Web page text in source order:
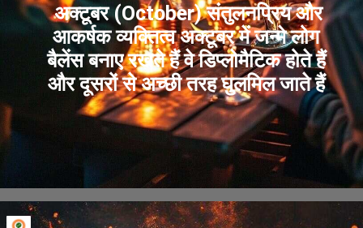
अक्टूबर (October) संतुलनप्रिय और
आकर्षक व्यक्तित्व अक्टूबर में जन्मे लोग
बैलेंस बनाए रखते हैं वे डिप्लोमैटिक होते हैं
और दूसरों से अच्छी तरह घुलमिल जाते हैं